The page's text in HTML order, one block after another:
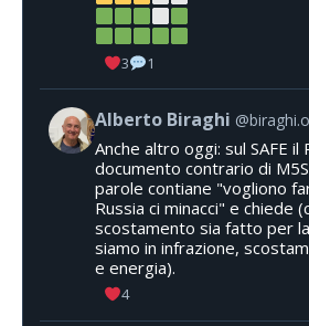
3 1
Alberto Biraghi
Anche altro oggi: sul SAFE
documento contrario di
parole contiane "vogliono
Russia ci minacci" e chiede
scostamento sia fatto per
siamo in infrazione,
e energia).
4